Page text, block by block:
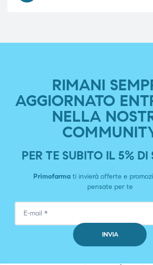
RIMANI
AGGIORNATO
NELLA
PER TE SUBITO IL 5% DI
Primofarmati invierà offerte e
pensate per te